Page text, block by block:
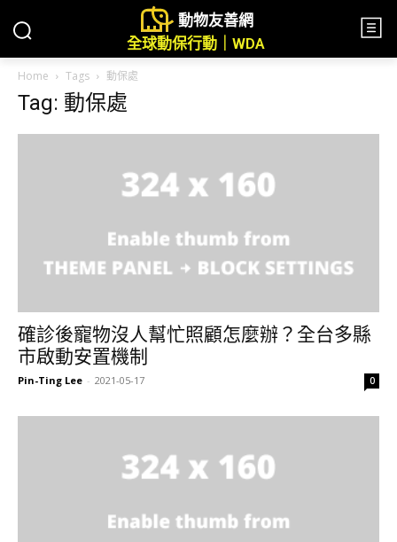
動物友善網
全球動保行動｜WDA
Home Tags 動保處
Tag: 動保處
確診後寵物沒人幫忙照顧怎麼辦？全台多縣
市啟動安置機制
Pin-Ting Lee - 2021-05-17 0